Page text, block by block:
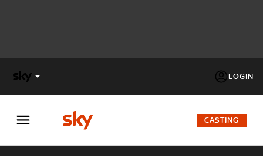
LOGIN
FACTOR
CASTING